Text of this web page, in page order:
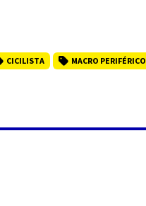
CICILISTA MACRO PERIFÉRICO